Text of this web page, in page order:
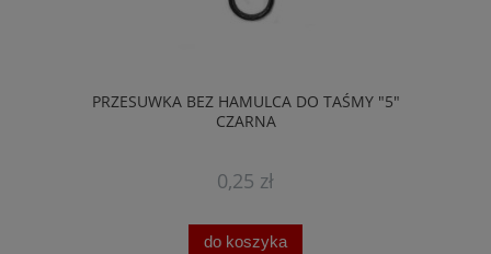
PRZESUWKA BEZ HAMULCA DO TAŚMY "5"
CZARNA
0,25 zł
do koszyka